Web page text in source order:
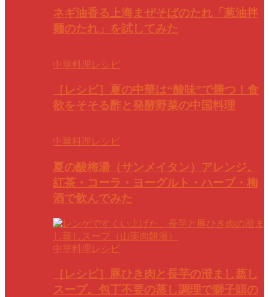
ネギ油香る上海まぜそばのたれ「葱油拌
麺のたれ」を試してみた
中華料理レシピ
［レシピ］夏の中華は“酸味”で勝つ！食
欲をそそる酢と発酵野菜の中国料理
中華料理レシピ
夏の酸梅湯（サンメイタン）アレンジ。
紅茶・コーラ・ヨーグルト・ハーブ・梅
酒で飲んでみた
中華料理レシピ
［レシピ］豚ひき肉と長芋の澄まし蒸し
スープ。包丁不要の蒸し調理で獅子頭の